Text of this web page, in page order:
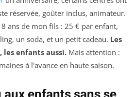
réservée, goûter inclus, animateur.
ans de mon fils : 25 € par enfant,
un soda, et un petit cadeau. Les
enfants aussi. Mais attention :
à l'avance en haute saison.